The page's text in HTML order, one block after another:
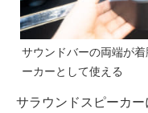
サウンドバーの両端が
ーカーとして使える
サラウンドスピーカ